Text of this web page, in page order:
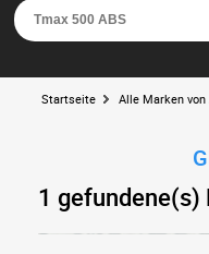
Startseite Alle Marken
1